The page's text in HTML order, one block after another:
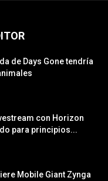
de Days Gone tendría
con Horizon
para principios...
Mobile Giant Zynga